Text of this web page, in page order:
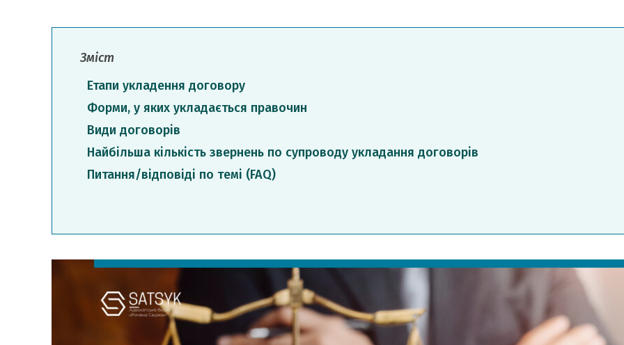
Зміст
Етапи укладення договору
Форми, у яких укладається правочин
Види договорів
Найбільша кількість звернень по супроводу укладання договорів
Питання/відповіді по темі (FAQ)